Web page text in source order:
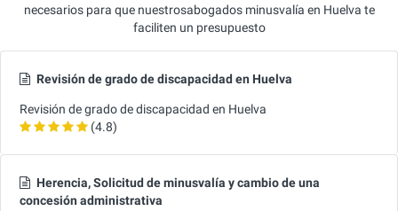
necesarios para que nuestrosabogados minusvalía en Huelva te
faciliten un presupuesto
Revisión de grado de discapacidad en Huelva
Revisión de grado de discapacidad en Huelva
(4.8)
Herencia, Solicitud de minusvalía y cambio de una
concesión administrativa